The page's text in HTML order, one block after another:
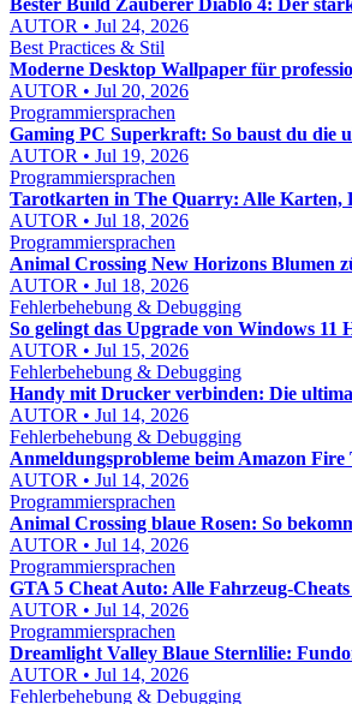
Bester Build Zauberer Diablo 4: Der
AUTOR • Jul 24, 2026
Best Practices & Stil
Moderne Desktop Wallpaper für
AUTOR • Jul 20, 2026
Programmiersprachen
Gaming PC Superkraft: So baust du die
AUTOR • Jul 19, 2026
Programmiersprachen
Tarotkarten in The Quarry: Alle Karten,
AUTOR • Jul 18, 2026
Programmiersprachen
Animal Crossing New Horizons Blumen
AUTOR • Jul 18, 2026
Fehlerbehebung & Debugging
So gelingt das Upgrade von Windows 11
AUTOR • Jul 15, 2026
Fehlerbehebung & Debugging
Handy mit Drucker verbinden: Die
AUTOR • Jul 14, 2026
Fehlerbehebung & Debugging
Anmeldungsprobleme beim Amazon
AUTOR • Jul 14, 2026
Programmiersprachen
Animal Crossing blaue Rosen: So
AUTOR • Jul 14, 2026
Programmiersprachen
GTA 5 Cheat Auto: Alle Fahrzeug-
AUTOR • Jul 14, 2026
Programmiersprachen
Dreamlight Valley Blaue Sternlilie:
AUTOR • Jul 14, 2026
Fehlerbehebung & Debugging